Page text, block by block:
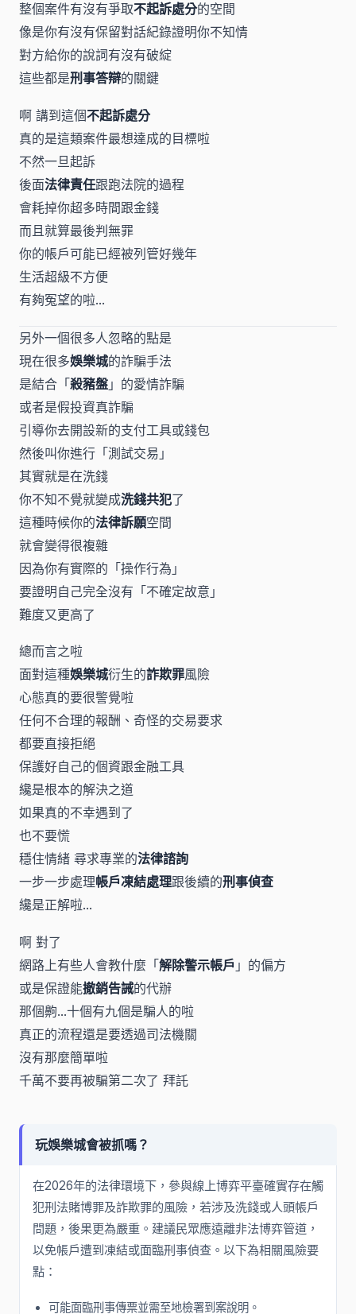
整個案件有沒有爭取不起訴處分的空間
像是你有沒有保留對話紀錄證明你不知情
對方給你的說詞有沒有破綻
這些都是刑事答辯的關鍵
啊 講到這個不起訴處分
真的是這類案件最想達成的目標啦
不然一旦起訴
後面法律責任跟跑法院的過程
會耗掉你超多時間跟金錢
而且就算最後判無罪
你的帳戶可能已經被列管好幾年
生活超級不方便
有夠冤望的啦...
另外一個很多人忽略的點是
現在很多娛樂城的詐騙手法
是結合「殺豬盤 」的愛情詐騙
或者是假投資真詐騙
引導你去開設新的支付工具或錢包
然後叫你進行「測試交易」
其實就是在洗錢
你不知不覺就變成洗錢共犯了
這種時候你的法律訴願空間
就會變得很複雜
因為你有實際的「操作行為」
要證明自己完全沒有「不確定故意」
難度又更高了
總而言之啦
面對這種娛樂城衍生的詐欺罪風險
心態真的要很警覺啦
任何不合理的報酬、奇怪的交易要求
都要直接拒絕
保護好自己的個資跟金融工具
纔是根本的解決之道
如果真的不幸遇到了
也不要慌
穩住情緒 尋求專業的法律諮詢
一步一步處理帳戶凍結處理跟後續的刑事偵查
纔是正解啦...
啊 對了
網路上有些人會教什麼「解除警示帳戶 」的偏方
或是保證能撤銷告誡的代辦
那個齁...十個有九個是騙人的啦
真正的流程還是要透過司法機關
沒有那麼簡單啦
千萬不要再被騙第二次了 拜託
玩娛樂城會被抓嗎？
在2026年的法律環境下，參與線上博弈平臺確實存在觸
犯刑法賭博罪及詐欺罪的風險，若涉及洗錢或人頭帳戶
問題，後果更為嚴重。建議民眾應遠離非法博弈管道，
以免帳戶遭到凍結或面臨刑事偵查。以下為相關風險要
點：
可能面臨刑事傳票並需至地檢署到案說明。